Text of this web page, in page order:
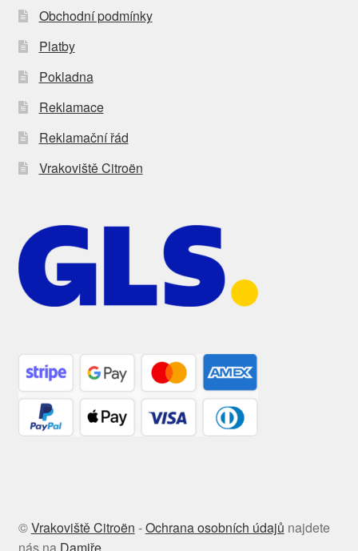
Obchodní podmínky
Platby
Pokladna
Reklamace
Reklamační řád
Vrakoviště Citroën
©Vrakoviště Citroën -Ochrana osobních údajů najdete